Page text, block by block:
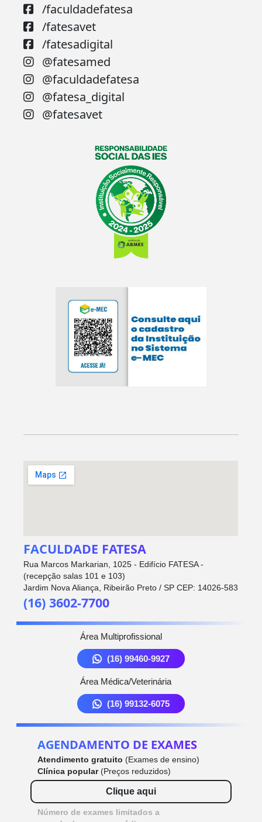
/faculdadefatesa
/fatesavet
/fatesadigital
@fatesamed
@faculdadefatesa
@fatesa_digital
@fatesavet
FACULDADE FATESA
Rua Marcos Markarian, 1025 - Edifício FATESA -
(recepção salas 101 e 103)
Jardim Nova Aliança, Ribeirão Preto / SP CEP: 14026-583
(16) 3602-7700
Área Multiprofissional
(16) 99460-9927
Área Médica/Veterinária
(16) 99132-6075
AGENDAMENTO DE EXAMES
Atendimento gratuito (Exames de ensino)
Clínica popular(Preços reduzidos)
Clique aqui
Número de exames limitados a